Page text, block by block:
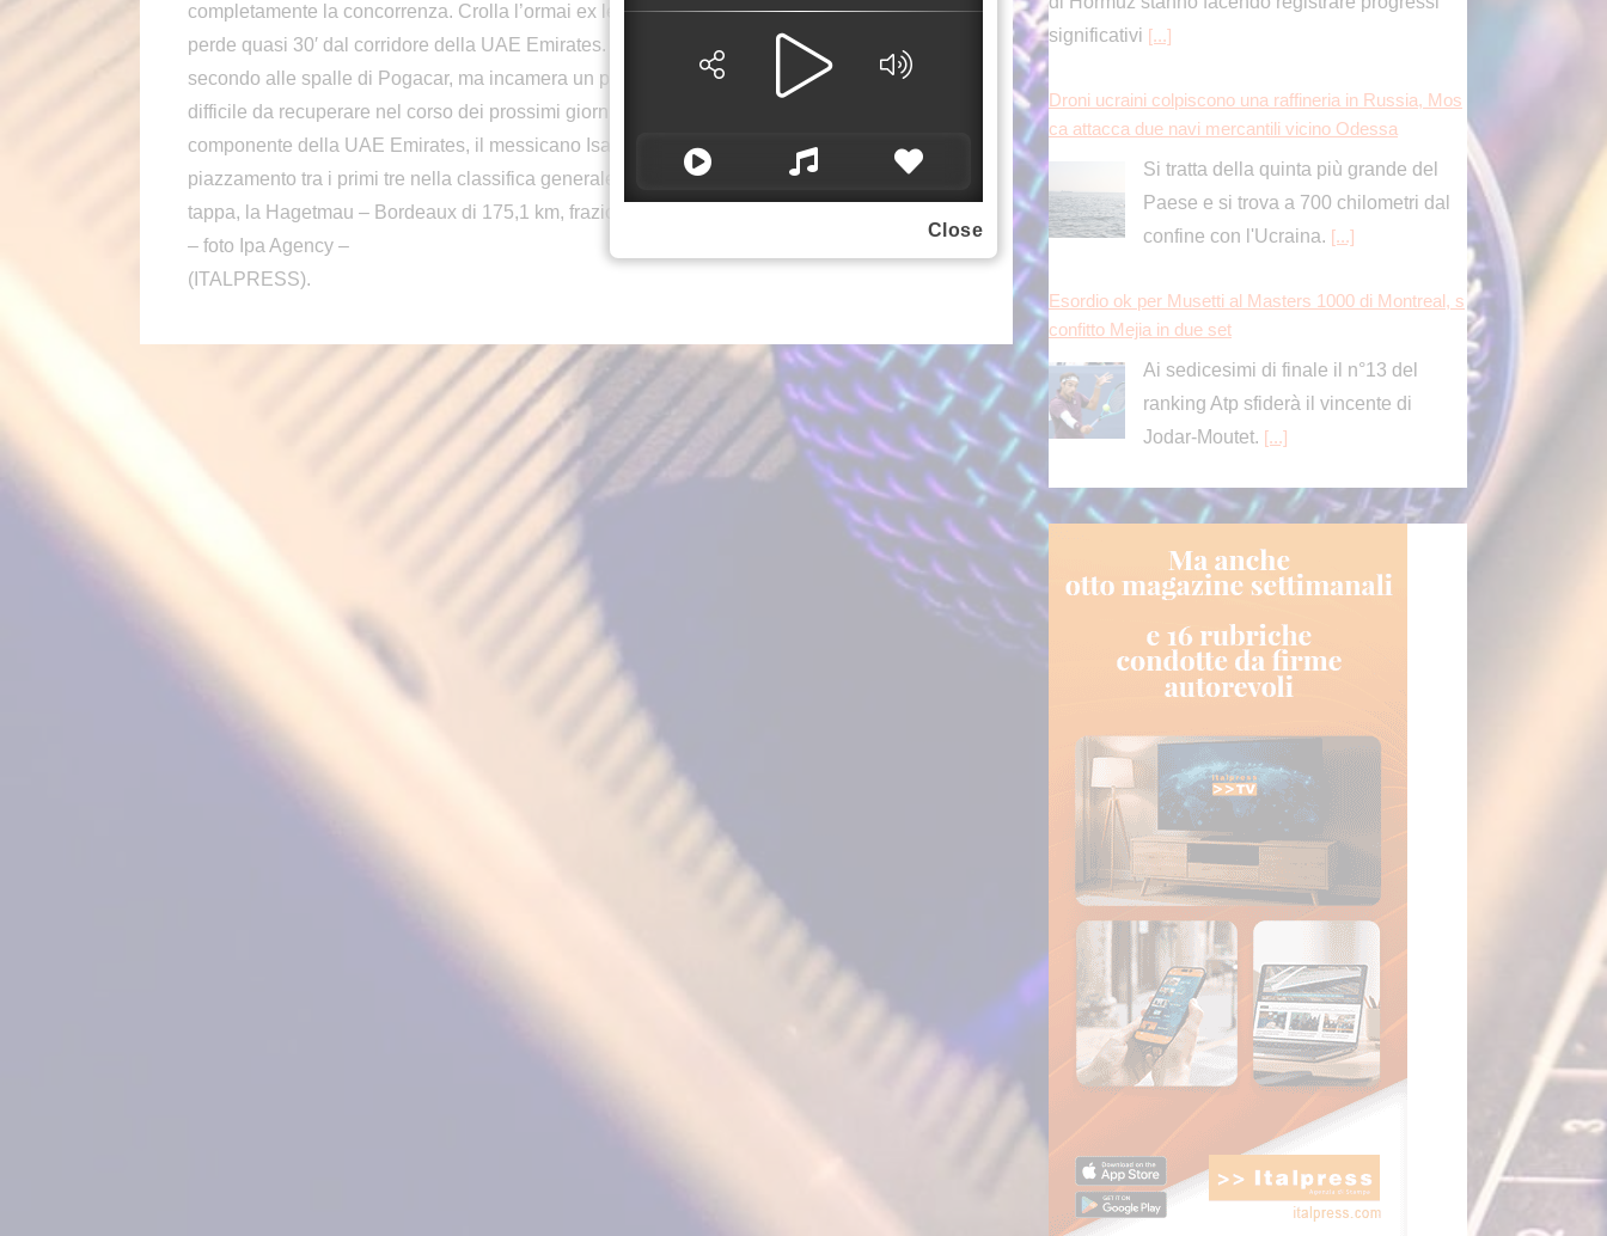
completamente la concorrenza. Crolla l’ormai ex leader della generale Torstein Traeen, che
perde quasi 30′ dal corridore della UAE Emirates. Jonas Vingegaard, invece, chiude
secondo alle spalle di Pogacar, ma incamera un pesantissimo ritardo di 2’38” che sarà
difficile da recuperare nel corso dei prossimi giorni. Completa il podio di giornata un altro
componente della UAE Emirates, il messicano Isaac Del Toro, che ora punta ad un
piazzamento tra i primi tre nella classifica generale. Domani andrà in scena la settima
tappa, la Hagetmau – Bordeaux di 175,1 km, frazione dedicata ai velocisti.
– foto Ipa Agency –
(ITALPRESS).
significativi [...]
Droni ucraini colpiscono una raffineria in Russia, Mos
ca attacca due navi mercantili vicino Odessa
Si tratta della quinta più grande del
Paese e si trova a 700 chilometri dal
confine con l'Ucraina.
[...]
Esordio ok per Musetti al Masters 1000 di Montreal, s
confitto Mejia in due set
Ai sedicesimi di finale il n°13 del
ranking Atp sfiderà il vincente di
Jodar-Moutet. [...]
Close